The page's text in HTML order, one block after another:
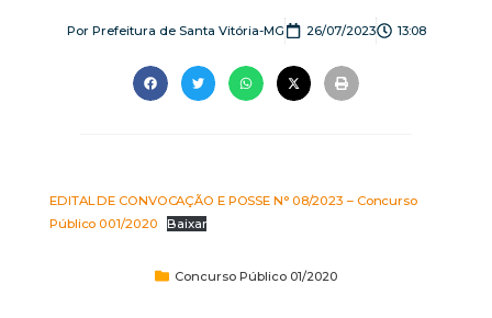
PorPrefeitura de Santa Vitória-MG 26/07/2023 13:08
EDITAL DE CONVOCAÇÃO E POSSE N° 08/2023 – Concurso
Público 001/2020
Baixar
Concurso Público 01/2020